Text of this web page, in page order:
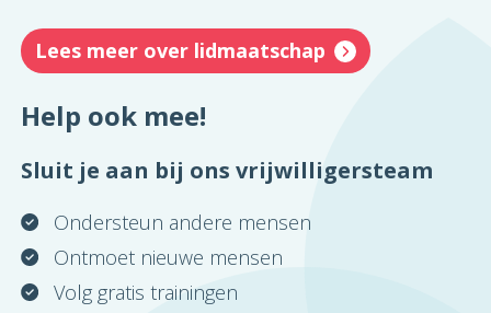
Lees meer over lidmaatschap
Help ook mee!
Sluit je aan bij ons vrijwilligersteam
Ondersteun andere mensen
Ontmoet nieuwe mensen
Volg gratis trainingen